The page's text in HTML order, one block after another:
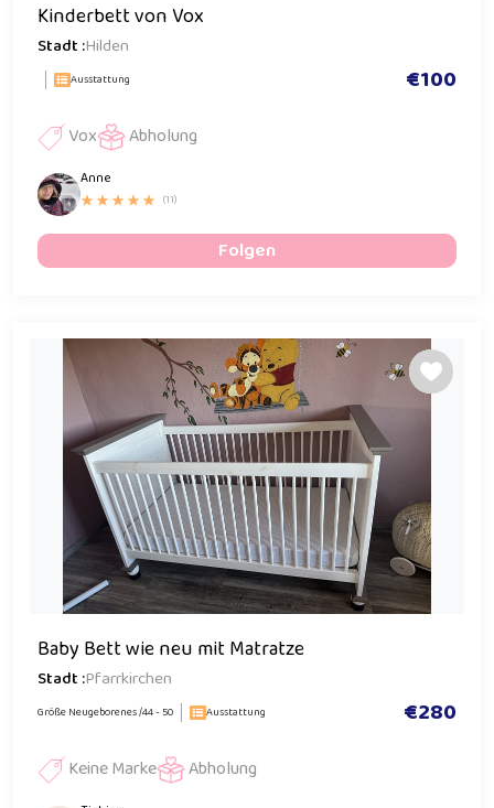
Kinderbett von Vox
Stadt :Hilden
Ausstattung €100
Vox Abholung
Anne
(11)
Folgen
Baby Bett wie neu mit Matratze
Stadt :Pfarrkirchen
Größe Neugeborenes /44 - 50 Ausstattung €280
Keine Marke Abholung